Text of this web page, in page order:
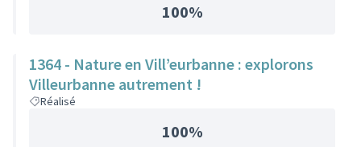
100%
1364 - Nature en Vill’eurbanne : explorons
Villeurbanne autrement !
Réalisé
100%